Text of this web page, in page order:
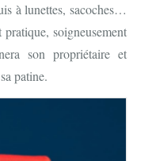
à lunettes, sacoches…
soigneusement
son propriétaire et
patine.